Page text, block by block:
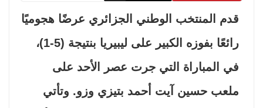
المنتخب الوطني الجزائري عرضًا هجوميًا
رائعًا بفوزه الكبير على ليبيريا بنتيجة (5-1)،
المباراة التي جرت عصر الأحد على
حسين آيت أحمد بتيزي وزو. وتأتي